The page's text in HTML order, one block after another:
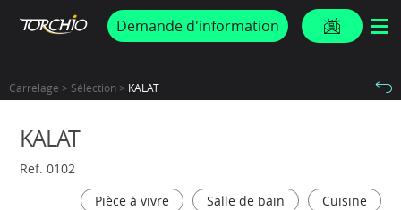
PROMOS & ACTUSDemande d'information
Carrelage > Sélection > KALAT
KALAT
Ref. 0102
Pièce à vivre
Salle de bain Cuisine